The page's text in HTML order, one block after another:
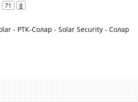
71 8
- РТК-Солар - Solar Security - Солар